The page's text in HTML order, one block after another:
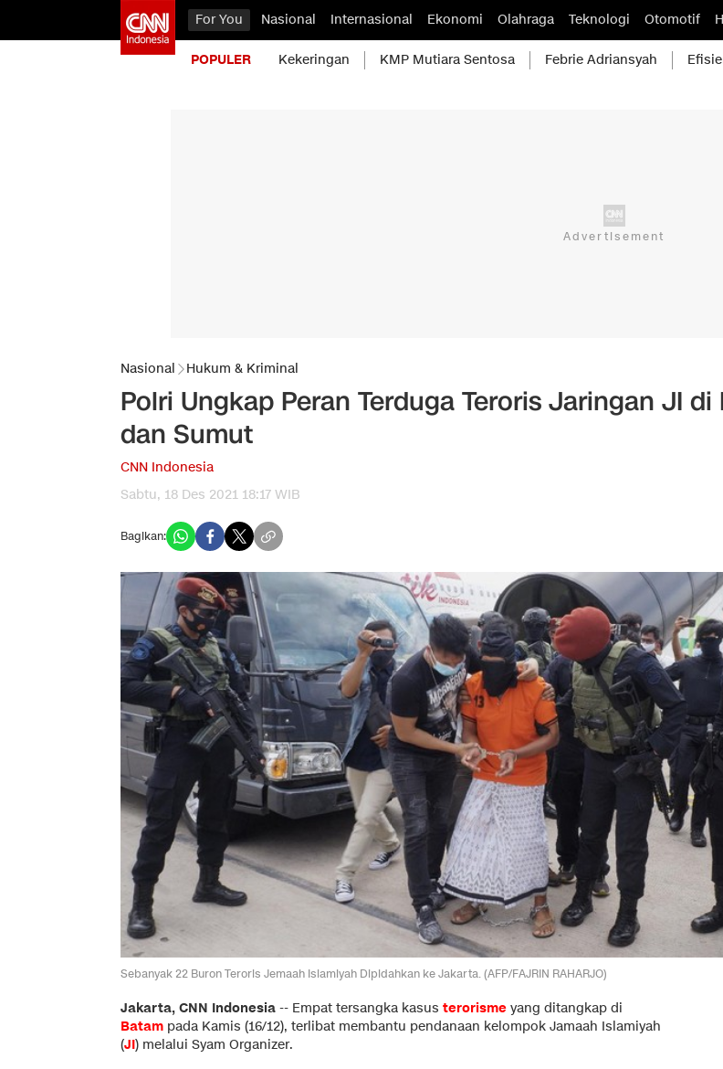
For You Nasional Internasional Ekonomi Olahraga Teknologi Otomotif
POPULER Kekeringan KMP Mutiara Sentosa Febrie Adriansyah
Nasional Hukum & Kriminal
Polri Ungkap Peran Terduga Teroris Jaringan JI di
dan Sumut
CNN Indonesia
Sabtu, 18 Des 2021 18:17 WIB
Bagikan:
Sebanyak 22 Buron Teroris Jemaah Islamiyah Dipidahkan ke Jakarta. (AFP/FAJRIN RAHARJO)
Jakarta, CNN Indonesia -- Empat tersangka kasus terorisme yang ditangkap di
Batam pada Kamis (16/12), terlibat membantu pendanaan kelompok Jamaah Islamiyah
(JI) melalui Syam Organizer.